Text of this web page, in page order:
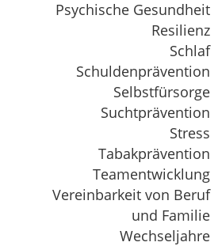
Psychische Gesundheit
Resilienz
Schlaf
Schuldenprävention
Selbstfürsorge
Suchtprävention
Stress
Tabakprävention
Teamentwicklung
Vereinbarkeit von Beruf
und Familie
Wechseljahre